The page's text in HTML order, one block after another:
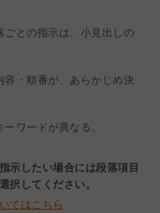
との指示は、小見出しの
容・順番が、あらかじめ決
ワードが異なる。
示したい場合には段落項目
択してください。
てはこちら